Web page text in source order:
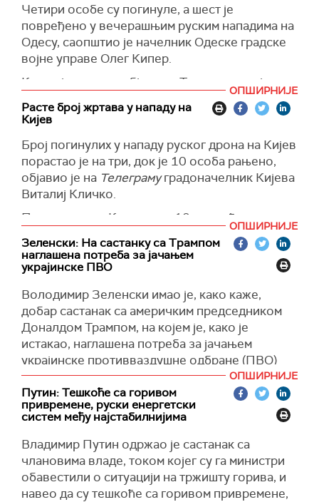
Четири особе су погинуле, а шест је
повређено у вечерашњим руским нападима на
Одесу, саопштио је начелник Одеске градске
војне управе Олег Кипер.
Кипер је навео у објави на Телеграму да је пет
особа хоспитализовано, а једна особа је у
тешком стању, преноси Украјинска правда.
Украјинске власти су раније саопштиле да су
руске снаге погодиле цивилни
инфраструктурни објекат у Одеси.
(Танјуг)
ОПШИРНИЈЕ
Расте број жртава у нападу на
Кијев
Број погинулих у нападу руског дрона на Кијев
порастао је на три, док је 10 особа рањено,
објавио је на Телеграмуградоначелник Кијева
Виталиј Кличко.
Према речима Кличка, од 10 повређених, осам
особа је хоспитализовано, преноси
Укринформ.
Украјинска служба за ванредне ситуације је
објавила на Фејсбукуда се на месту напада
руског дрона у Десњанском округу Кијева
запалила троспратна складишна зграда, а
ватра се проширила и на суседни објекат.
Спасиоци су угасили пожар на површини од
900 квадратних метара, пренела је украјинска
новинска агенција.
(Укринформ)
ОПШИРНИЈЕ
Зеленски: На састанку са Трампом
наглашена потреба за јачањем
украјинске ПВО
Володимир Зеленски имао је, како каже,
добар састанак са америчким председником
Доналдом Трампом, на којем је, како је
истакао, наглашена потреба за јачањем
украјинске противваздушне одбране (ПВО)
због интензивираних руских напада.
"Председник Трамп и ја разговарали смо о
неким идејама које би могле да ојачају наше
Зеленски на платформиИкснакон састанка
одржаног на маргинама самита НАТО-а у
Анкари, преносиРојтерс.
ОПШИРНИЈЕ
Путин: Тешкоће са горивом
привремене, руски енергетски
систем међу најстабилнијима
Владимир Путин одржао је састанак са
члановима владе, током којег су га министри
обавестили о ситуацији на тржишту горива, и
навео да су тешкоће са горивом привремене,